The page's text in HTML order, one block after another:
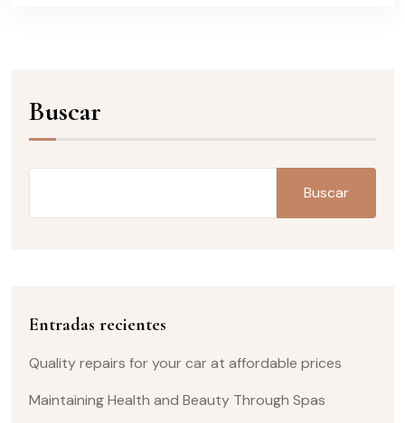
Buscar
Buscar
Entradas recientes
Quality repairs for your car at affordable prices
Maintaining Health and Beauty Through Spas